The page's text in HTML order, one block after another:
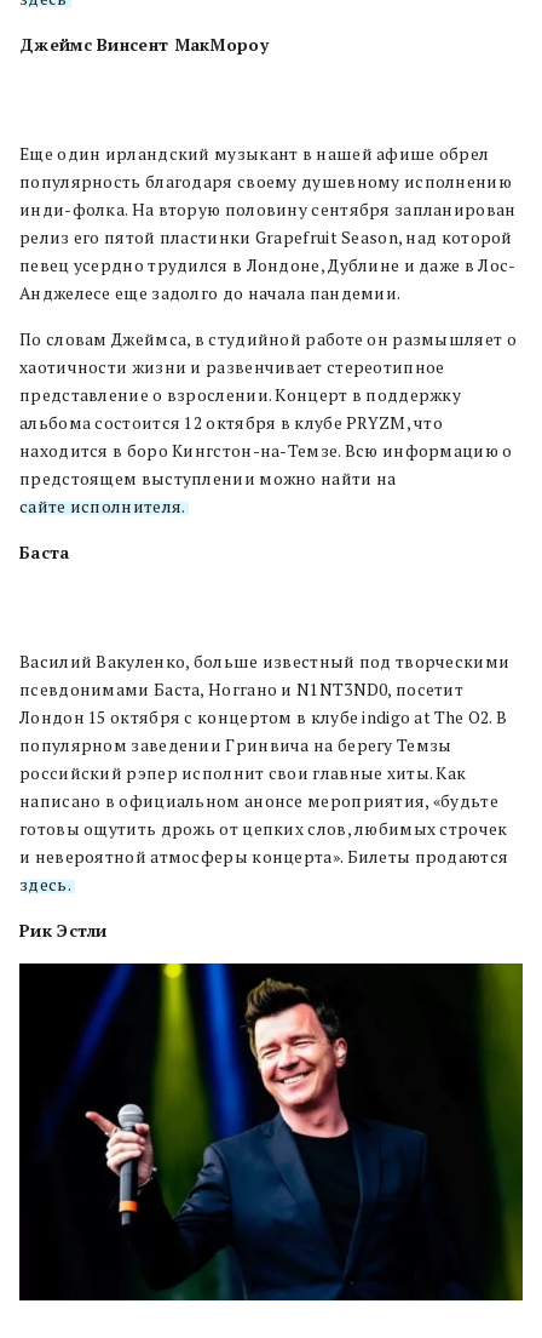
Джеймс Винсент МакМороу
Еще один ирландский музыкант в нашей афише обрел
популярность благодаря своему душевному исполнению
инди-фолка. На вторую половину сентября запланирован
релиз его пятой пластинки Grapefruit Season, над которой
певец усердно трудился в Лондоне, Дублине и даже в Лос-
Анджелесе еще задолго до начала пандемии.
По словам Джеймса, в студийной работе он размышляет о
хаотичности жизни и развенчивает стереотипное
представление о взрослении. Концерт в поддержку
альбома состоится 12 октября в клубе PRYZM, что
находится в боро Кингстон-на-Темзе. Всю информацию о
предстоящем выступлении можно найти на
сайте исполнителя.
Баста
Василий Вакуленко, больше известный под творческими
псевдонимами Баста, Ноггано и N1NT3ND0, посетит
Лондон 15 октября с концертом в клубе indigo at The O2. В
популярном заведении Гринвича на берегу Темзы
российский рэпер исполнит свои главные хиты. Как
написано в официальном анонсе мероприятия, «будьте
готовы ощутить дрожь от цепких слов, любимых строчек
и невероятной атмосферы концерта». Билеты продаются
здесь.
Рик Эстли